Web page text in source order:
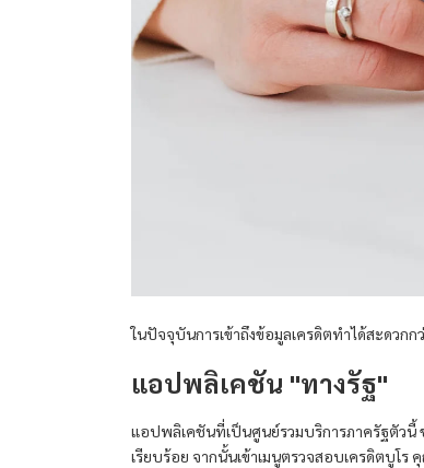
ในปัจจุบันการเข้าถึงข้อมูลเครดิตทำได้สะดวก
แอปพลิเคชัน "ทางรัฐ"
แอปพลิเคชันที่เป็นศูนย์รวมบริการภาครัฐตัวนี้
เรียบร้อย จากนั้นเข้าเมนูตรวจสอบเครดิตบูโ